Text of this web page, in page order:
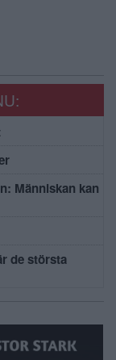
Människan kan
de största